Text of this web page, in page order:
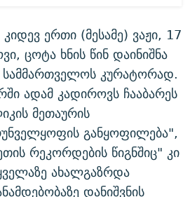
ერთი (მესამე) ვაჟი, 17
ცოტა ხნის წინ დაინიშნა
სამმართველოს კურატორად.
ადამ კადიროვს ჩააბარეს
მეთაურის
განყოფილება",
რეკორდების წიგნშიც" კი
ახალგაზრდა
დანიშვნის